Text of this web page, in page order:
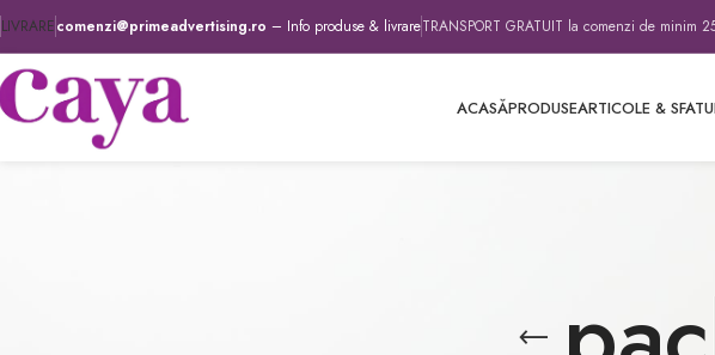
LIVRAREcomenzi@primeadvertising.ro – Info produse & livrareTRANSPORT GRATUIT la comenzi de minim
ACASĂPRODUSEARTICOLE &